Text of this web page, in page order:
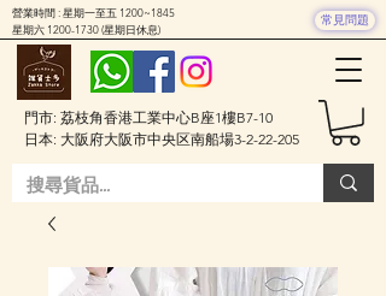
門市: 荔枝角香港工業中心B座1樓B7-10
日本: 大阪府大阪市中央区南船場3-2-22-205
營業時間 : 星期一至五 1200~1845
星期六 1200-1730(星期日休息)
常見問題